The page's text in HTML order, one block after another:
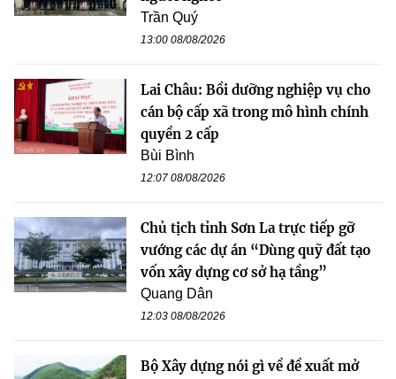
Trần Quý
13:00 08/08/2026
Lai Châu: Bồi dưỡng nghiệp vụ cho
cán bộ cấp xã trong mô hình chính
quyền 2 cấp
Bùi Bình
12:07 08/08/2026
Chủ tịch tỉnh Sơn La trực tiếp gỡ
vướng các dự án “Dùng quỹ đất tạo
vốn xây dựng cơ sở hạ tầng”
Quang Dân
12:03 08/08/2026
Bộ Xây dựng nói gì về đề xuất mở